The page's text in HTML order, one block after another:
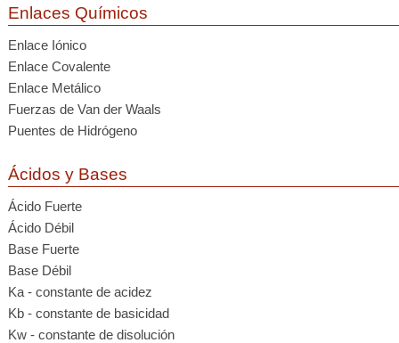
Enlaces Químicos
Enlace Iónico
Enlace Covalente
Enlace Metálico
Fuerzas de Van der Waals
Puentes de Hidrógeno
Ácidos y Bases
Ácido Fuerte
Ácido Débil
Base Fuerte
Base Débil
Ka - constante de acidez
Kb - constante de basicidad
Kw - constante de disolución